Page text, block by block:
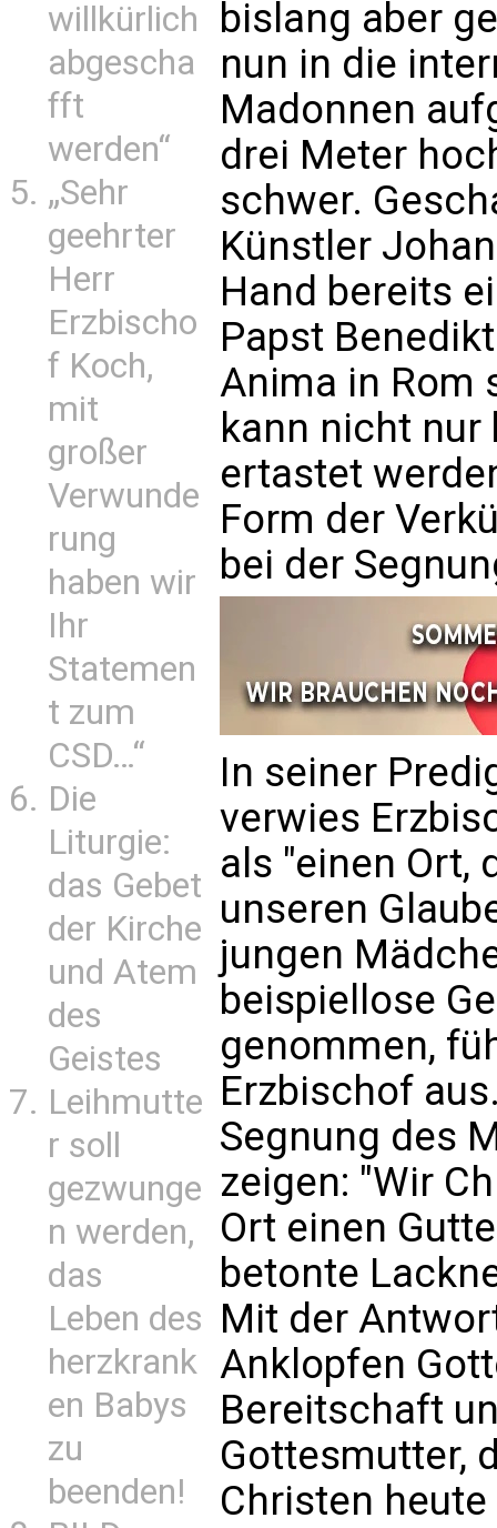
willkürlich
abgescha
fft
werden“
„Sehr
geehrter
Herr
Erzbischo
f Koch,
mit
großer
Verwunde
rung
haben wir
Ihr
Statemen
t zum
CSD…“
Die
Liturgie:
das Gebet
der Kirche
und Atem
des
Geistes
Leihmutte
r soll
gezwunge
n werden,
das
Leben des
herzkrank
en Babys
zu
beenden!
bislang aber
nun in die
Madonnen
drei Meter
schwer.
Künstler
Hand bereits
Papst
Anima in Rom
kann nicht
ertastet
Form der
bei der
In seiner
verwies
als "einen Ort,
unseren
jungen
beispiellose
genommen,
Erzbischof
Segnung des
zeigen: "Wir
Ort einen
betonte
Mit der
Anklopfen
Bereitschaft
Gottesmutter,
Christen